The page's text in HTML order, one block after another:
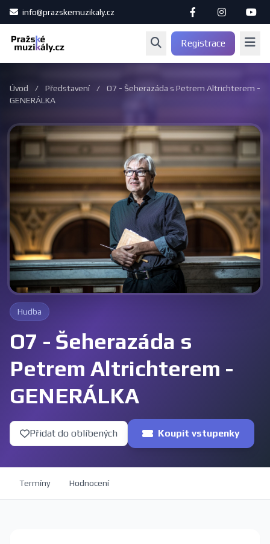
info@prazskemuzikaly.cz
Registrace
Úvod / Představení /
O7 - Šeherazáda s Petrem Altrichterem -
GENERÁLKA
Hudba
O7 - Šeherazáda s
Petrem Altrichterem -
GENERÁLKA
Přidat do oblíbených Koupit vstupenky
Termíny Hodnocení